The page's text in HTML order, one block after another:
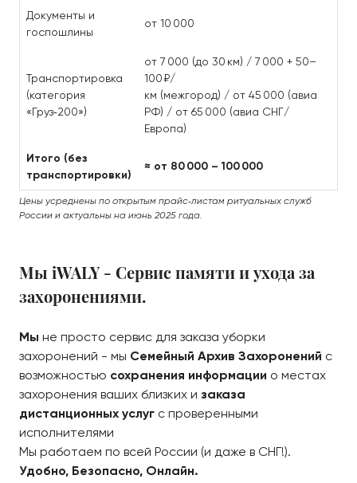
Документы и
госпошлины
от 10 000
Транспортировка
(категория
«Груз‑200»)
от 7 000 (до 30 км) / 7 000 + 50–
100 ₽/
км (межгород) / от 45 000 (авиа
РФ) / от 65 000 (авиа СНГ/
Европа)
Итого (без
транспортировки)
≈ от 80 000 – 100 000
Цены усреднены по открытым прайс‑листам ритуальных служб
России и актуальны на июнь 2025 года.
Мы iWALY - Сервис памяти и ухода за
захоронениями.
Мы не просто сервис для заказа уборки
захоронений - мы Семейный Архив Захоронений с
возможностью сохранения информации о местах
захоронения ваших близких и заказа
дистанционных услуг с проверенными
исполнителями
Мы работаем по всей России (и даже в СНГ!).
Удобно, Безопасно, Онлайн.